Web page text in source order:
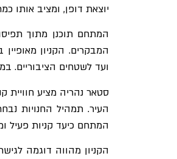
יוצאת דופן, ומציב אותו
המתחם תוכנן מתוך
המבקרים. הקניון
ועד לשטחים הציבוריים.
סטאר נהריה מציע חוויית
העיר. תמהיל החנויות
המתחם כיעד קניות פעיל
הקניון מהווה דוגמה